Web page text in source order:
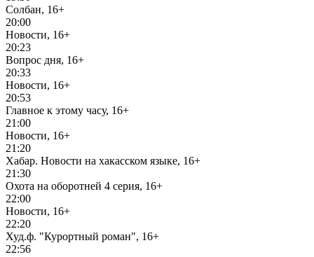
Солбан, 16+
20:00
Новости, 16+
20:23
Вопрос дня, 16+
20:33
Новости, 16+
20:53
Главное к этому часу, 16+
21:00
Новости, 16+
21:20
Хабар. Новости на хакасском языке, 16+
21:30
Охота на оборотней 4 серия, 16+
22:00
Новости, 16+
22:20
Худ.ф. "Курортный роман", 16+
22:56